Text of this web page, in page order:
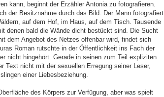
kann, beginnt der Erzähler Antonia zu fotografieren.
der Besitznahme durch das Bild. Der Mann fotografiert
auf dem Hof, im Haus, auf dem Tisch. Tausende
denen bald die Wände dicht bestückt sind. Die Sucht
dem Angebot des Netzes offenbar wird, findet sich
Roman rutschte in der Öffentlichkeit ins Fach der
nicht hingehört. Gerade in seinen zum Teil expliziten
Text nicht mit der sexuellen Erregung seiner Leser,
einer Liebesbeziehung.
des Körpers zur Verfügung, aber was spielt